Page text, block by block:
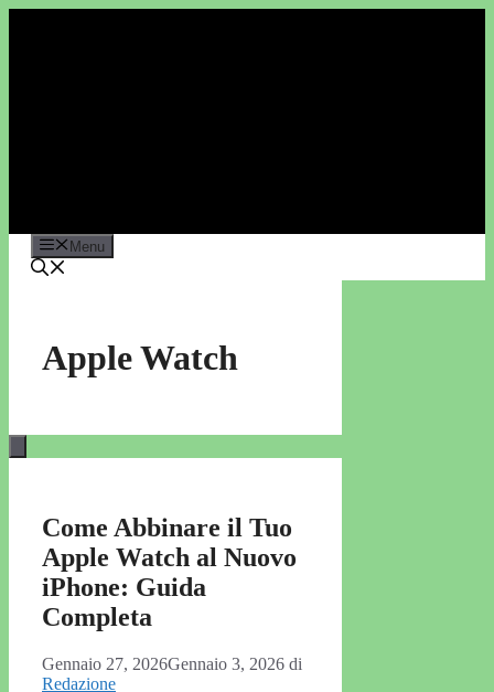
Menu
Apple Watch
Come Abbinare il Tuo
Apple Watch al Nuovo
iPhone: Guida
Completa
Gennaio 27, 2026Gennaio 3, 2026 di
Redazione